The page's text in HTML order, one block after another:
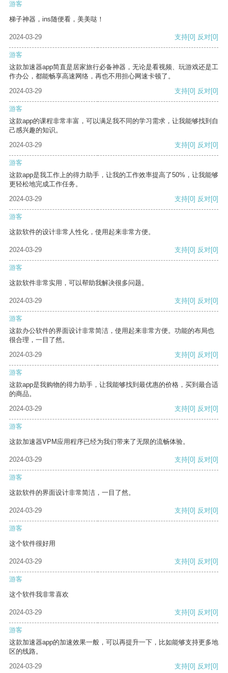
游客
梯子神器，ins随便看，美美哒！
2024-03-29 支持[0] 反对[0]
游客
这款加速器app简直是居家旅行必备神器，无论是看视频、玩游戏还是工
作办公，都能畅享高速网络，再也不用担心网速卡顿了。
2024-03-29
支持[0] 反对[0]
游客
这款app的课程非常丰富，可以满足我不同的学习需求，让我能够找到自
己感兴趣的知识。
2024-03-29
支持[0] 反对[0]
游客
这款app是我工作上的得力助手，让我的工作效率提高了50%，让我能够
更轻松地完成工作任务。
2024-03-29
支持[0] 反对[0]
游客
这款软件的设计非常人性化，使用起来非常方便。
2024-03-29 支持[0] 反对[0]
游客
这款软件非常实用，可以帮助我解决很多问题。
2024-03-29 支持[0] 反对[0]
游客
这款办公软件的界面设计非常简洁，使用起来非常方便。功能的布局也
很合理，一目了然。
2024-03-29
支持[0] 反对[0]
游客
这款app是我购物的得力助手，让我能够找到最优惠的价格，买到最合适
的商品。
2024-03-29
支持[0] 反对[0]
游客
这款加速器VPM应用程序已经为我们带来了无限的流畅体验。
2024-03-29 支持[0] 反对[0]
游客
这款软件的界面设计非常简洁，一目了然。
2024-03-29 支持[0] 反对[0]
游客
这个软件很好用
2024-03-29 支持[0] 反对[0]
游客
这个软件我非常喜欢
2024-03-29 支持[0] 反对[0]
游客
这款加速器app的加速效果一般，可以再提升一下，比如能够支持更多地
区的线路。
2024-03-29
支持[0] 反对[0]